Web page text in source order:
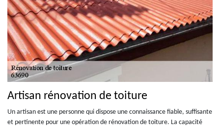
Artisan rénovation de toiture
Un artisan est une personne qui dispose une connaissance fiable, suffisante
et pertinente pour une opération de rénovation de toiture. La capacité